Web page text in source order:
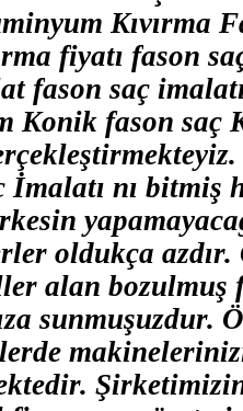
Kıvırma
fiyatı fason
fason saç
Konik fason saç
İmalatı nı bitmiş
oldukça
alan bozulmuş
sunmuşuzdur.